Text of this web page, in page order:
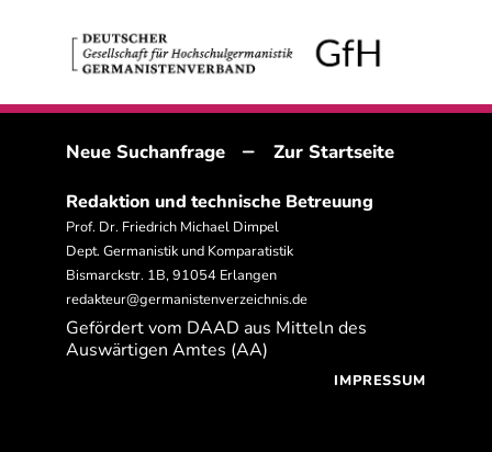
Neue Suchanfrage – Zur Startseite
Redaktion und technische Betreuung
Prof. Dr. Friedrich Michael Dimpel
Dept. Germanistik und Komparatistik
Bismarckstr. 1B, 91054 Erlangen
redakteur@germanistenverzeichnis.de
Gefördert vom DAAD aus Mitteln des
Auswärtigen Amtes (AA)
IMPRESSUM